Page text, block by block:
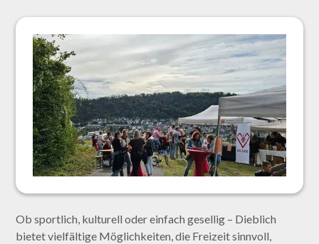
Ob sportlich, kulturell oder einfach gesellig – Dieblich
bietet vielfältige Möglichkeiten, die Freizeit sinnvoll,